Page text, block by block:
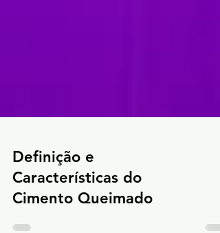
Definição e
Características do
Cimento Queimado